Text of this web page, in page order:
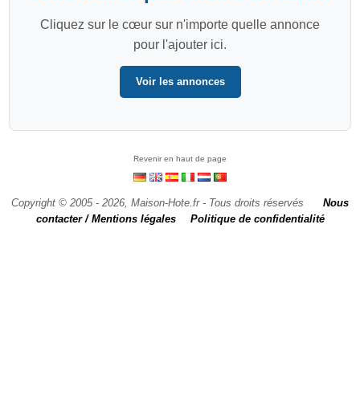
Cliquez sur le cœur sur n'importe quelle annonce
pour l'ajouter ici.
Voir les annonces
Revenir en haut de page
Copyright © 2005 - 2026, Maison-Hote.fr - Tous droits réservés
Nous
contacter / Mentions légales
Politique de confidentialité